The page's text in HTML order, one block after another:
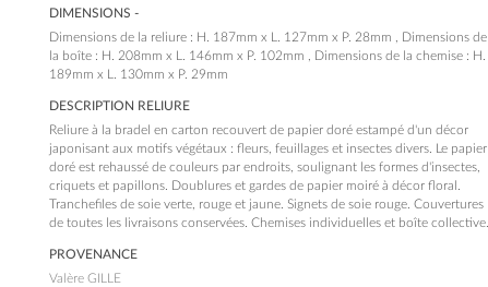
DIMENSIONS -
Dimensions de la reliure : H. 187mm x L. 127mm x P. 28mm , Dimensions de
la boîte : H. 208mm x L. 146mm x P. 102mm , Dimensions de la chemise : H.
189mm x L. 130mm x P. 29mm
DESCRIPTION RELIURE
Reliure à la bradel en carton recouvert de papier doré estampé d'un décor
japonisant aux motifs végétaux : fleurs, feuillages et insectes divers. Le papier
doré est rehaussé de couleurs par endroits, soulignant les formes d'insectes,
criquets et papillons. Doublures et gardes de papier moiré à décor floral.
Tranchefiles de soie verte, rouge et jaune. Signets de soie rouge. Couvertures
de toutes les livraisons conservées. Chemises individuelles et boîte collective.
PROVENANCE
Valère GILLE